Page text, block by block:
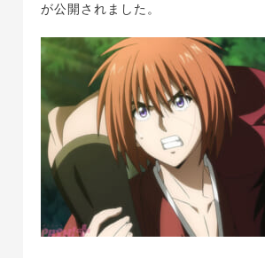
が公開されました。